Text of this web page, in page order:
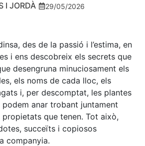
I JORDÀ 29/05/2026
des de la passió i l’estima, en
i ens descobreix els secrets que
desengruna minuciosament els
els noms de cada lloc, els
i, per descomptat, les plantes
podem anar trobant juntament
que tenen. Tot això,
succeïts i copiosos
companyia.